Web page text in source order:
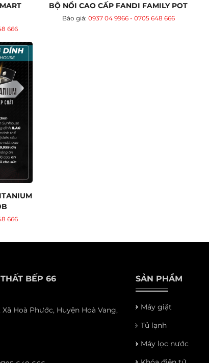
666
BỘ NỒI CAO CẤP FANDI FAMILY POT
Báo giá: 0937 04 9966 - 0705 648 666
666
BẾP 66
Hoà Phước, Huyện Hoà Vang,
SẢN PHẨM
Máy giặt
Tủ lạnh
Máy lọc nước